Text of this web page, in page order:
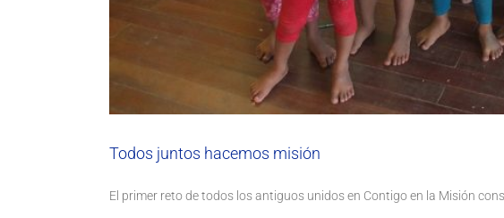
Todos juntos hacemos misión
El primer reto de todos los antiguos unidos en Contigo en la Misión